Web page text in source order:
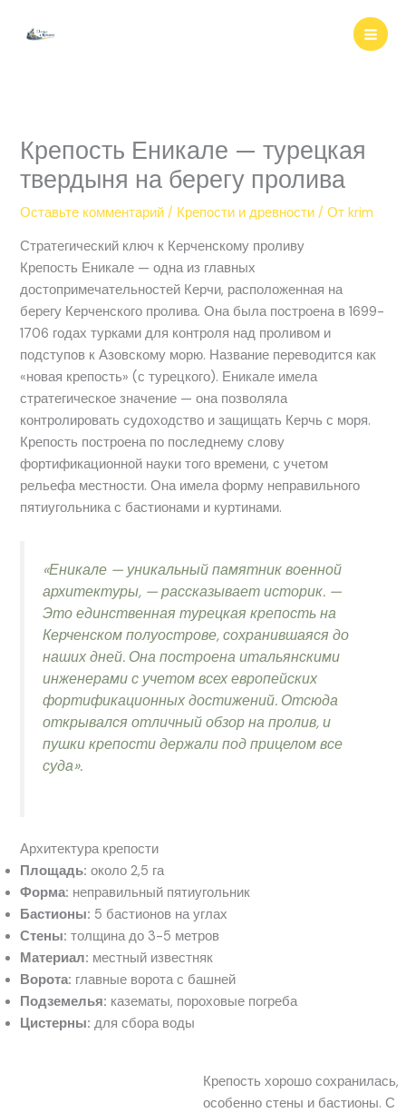
Крепость Еникале — турецкая
твердыня на берегу пролива
Оставьте комментарий / Крепости и древности / Отkrim
Стратегический ключ к Керченскому проливу
Крепость Еникале — одна из главных
достопримечательностей Керчи, расположенная на
берегу Керченского пролива. Она была построена в 1699-
1706 годах турками для контроля над проливом и
подступов к Азовскому морю. Название переводится как
«новая крепость» (с турецкого). Еникале имела
стратегическое значение — она позволяла
контролировать судоходство и защищать Керчь с моря.
Крепость построена по последнему слову
фортификационной науки того времени, с учетом
рельефа местности. Она имела форму неправильного
пятиугольника с бастионами и куртинами.
«Еникале — уникальный памятник военной
архитектуры, — рассказывает историк. —
Это единственная турецкая крепость на
Керченском полуострове, сохранившаяся до
наших дней. Она построена итальянскими
инженерами с учетом всех европейских
фортификационных достижений. Отсюда
открывался отличный обзор на пролив, и
пушки крепости держали под прицелом все
суда».
Архитектура крепости
Площадь: около 2,5 га
Форма: неправильный пятиугольник
Бастионы: 5 бастионов на углах
Стены: толщина до 3-5 метров
Материал: местный известняк
Ворота: главные ворота с башней
Подземелья: казематы, пороховые погреба
Цистерны: для сбора воды
Крепость хорошо сохранилась,
особенно стены и бастионы. С